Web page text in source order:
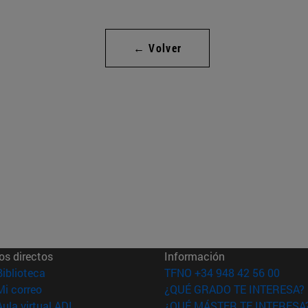
← Volver
directos
(abre en nueva ventana)
correo(abre en nueva ventana)
(abre en nueva ventana)
Información
TFNO +34 948 42 56 00
¿QUÉ GRADO TE INTERESA?